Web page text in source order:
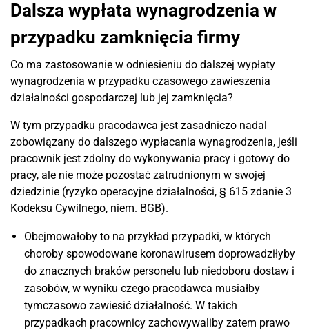
Dalsza wypłata wynagrodzenia w
przypadku zamknięcia firmy
Co ma zastosowanie w odniesieniu do dalszej wypłaty
wynagrodzenia w przypadku czasowego zawieszenia
działalności gospodarczej lub jej zamknięcia?
W tym przypadku pracodawca jest zasadniczo nadal
zobowiązany do dalszego wypłacania wynagrodzenia, jeśli
pracownik jest zdolny do wykonywania pracy i gotowy do
pracy, ale nie może pozostać zatrudnionym w swojej
dziedzinie (ryzyko operacyjne działalności, § 615 zdanie 3
Kodeksu Cywilnego, niem. BGB).
Obejmowałoby to na przykład przypadki, w których
choroby spowodowane koronawirusem doprowadziłyby
do znacznych braków personelu lub niedoboru dostaw i
zasobów, w wyniku czego pracodawca musiałby
tymczasowo zawiesić działalność. W takich
przypadkach pracownicy zachowywaliby zatem prawo